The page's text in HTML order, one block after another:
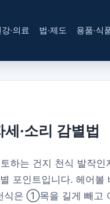
·의료 법·제도 용품·식
·소리 감별법
하는 건지 천식 발작
별 포인트입니다. 헤
은 ①목을 길게 빼